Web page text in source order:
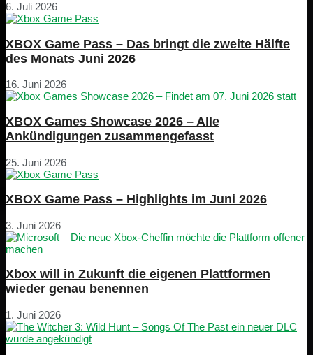
6. Juli 2026
XBOX Game Pass – Das bringt die zweite Hälfte
des Monats Juni 2026
16. Juni 2026
XBOX Games Showcase 2026 – Alle
Ankündigungen zusammengefasst
25. Juni 2026
XBOX Game Pass – Highlights im Juni 2026
3. Juni 2026
Xbox will in Zukunft die eigenen Plattformen
wieder genau benennen
1. Juni 2026